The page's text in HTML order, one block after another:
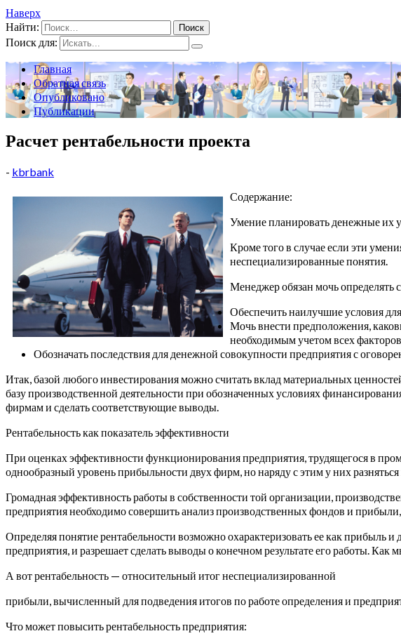
Наверх
Найти:
Поиск для:
Главная
Обратная связь
Опубликовано
Публикации
Расчет рентабельности проекта
- kbrbank
Содержание:
Умение планировать денежные их
Кроме того в случае если эти
неспециализированные понятия.
Менеджер обязан мочь определять
Обеспечить наилучшие условия
Мочь внести предположения,
необходимым учетом всех
Обозначать последствия для денежной совокупности предприятия с
Итак, базой любого инвестирования можно считать вклад материальных
базу производственной деятельности при обозначенных условиях
фирмам и сделать соответствующие выводы.
Рентабельность как показатель эффективности
При оценках эффективности функционирования предприятия, трудящегося в
однообразный уровень прибыльности двух фирм, но наряду с этим у них
Громадная эффективность работы в собственности той организации,
предприятия необходимо совершить анализ производственных фондов и прибыли,
Определяя понятие рентабельности возможно охарактеризовать ее как прибыль
предприятия, и разрешает сделать выводы о конечном результате его работы.
А вот рентабельность — относительный итог неспециализированной
прибыли, вычисленный для подведения итогов по работе определения и
Что может повысить рентабельность предприятия: